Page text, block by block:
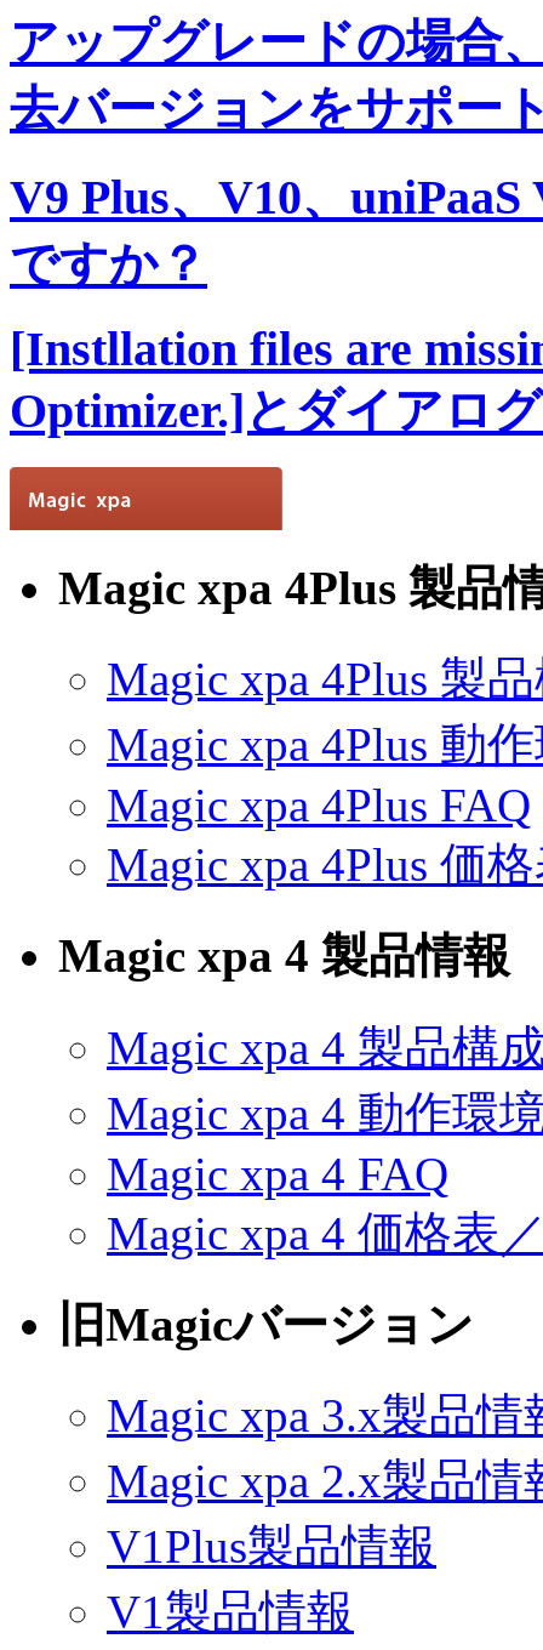
アップグレードの場合
去バージョンをサポー
V9 Plus、V10、
ですか？
[Instllation files are
Optimizer.]とダイアロ
Magic xpa 4Plus 製品
Magic xpa 4Plus 製
Magic xpa 4Plus 動
Magic xpa 4Plus FAQ
Magic xpa 4Plus 価
Magic xpa 4 製品情報
Magic xpa 4 製品構
Magic xpa 4 動作環
Magic xpa 4 FAQ
Magic xpa 4 価格表
旧Magicバージョン
Magic xpa 3.x製品情
Magic xpa 2.x製品情
V1Plus製品情報
V1製品情報